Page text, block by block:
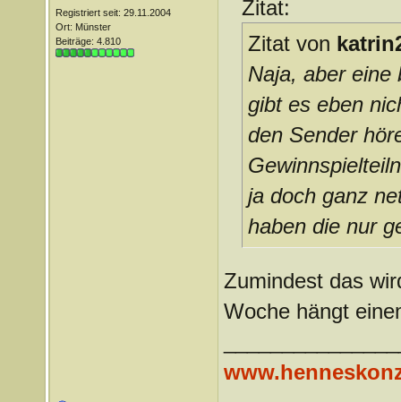
Registriert seit: 29.11.2004
Ort: Münster
Beiträge: 4.810
Zitat:
Zitat von
Naja, aber eine
gibt es eben
den Sender
ja doch ganz
haben die nur
Zumindest das
Woche hängt